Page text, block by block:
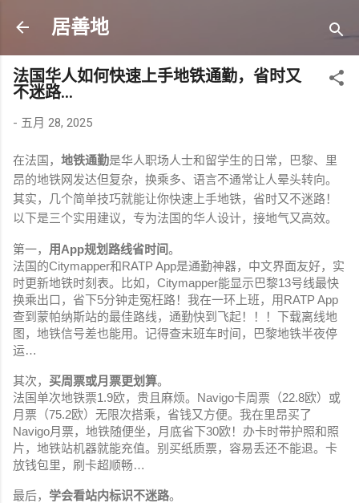
居善地
法国华人如何快速上手地铁通勤，省时又
不迷路…
- 五月 28, 2025
在法国， 地铁通勤是华人职场人士和留学生的日常，巴黎、里
昂的地铁网发达但复杂，换乘多、语言不通常让人晕头转向。
其实，几个简单技巧就能让你快速上手地铁，省时又不迷路！
以下是三个实用建议，专为法国的华人设计，接地气又高效。
第一， 用App规划路线省时间。
法国的Citymapper和RATPApp是通勤神器，中文界面友好，实
时更新地铁时刻表。比如，Citymapper能显示巴黎13号线最快
换乘出口，省下5分钟走冤枉路！我在一环上班，用RATPApp
查到蒙帕纳斯站的最佳路线，通勤快到飞起！！！下载离线地
图，地铁信号差也能用。记得查末班车时间，巴黎地铁半夜停
运…
其次， 买周票或月票更划算。
法国单次地铁票1.9欧，贵且麻烦。Navigo卡周票（22.8欧）或
月票（75.2欧）无限次搭乘，省钱又方便。我在里昂买了
Navigo月票，地铁随便坐，月底省下30欧！办卡时带护照和照
片，地铁站机器就能充值。别买纸质票，容易丢还不能退。卡
放钱包里，刷卡超顺畅…
最后， 学会看站内标识不迷路。